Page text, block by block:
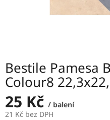
Bestile Pamesa
Colour8
25 Kč / balení
21 Kč bez DPH